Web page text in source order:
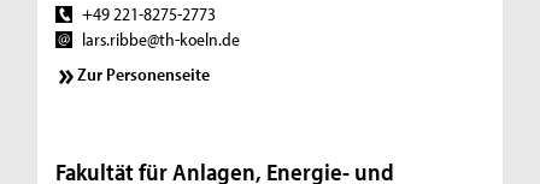
+49 221-8275-2773
lars.ribbe@th-koeln.de
Zur Personenseite
Fakultät für Anlagen, Energie- und